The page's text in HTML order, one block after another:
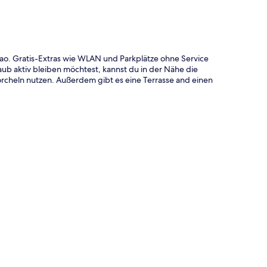
Gratis-Extras wie WLAN und Parkplätze ohne Service
aktiv bleiben möchtest, kannst du in der Nähe die
nutzen. Außerdem gibt es eine Terrasse and einen